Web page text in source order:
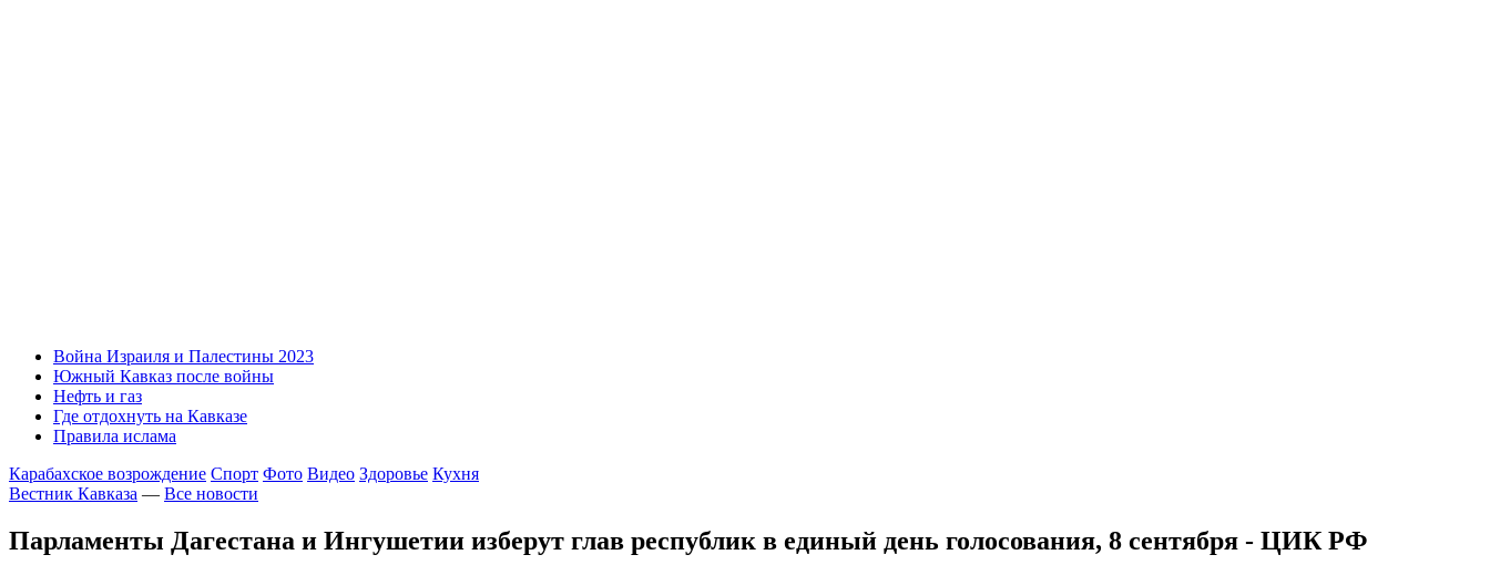
Война Израиля и Палестины 2023
Южный Кавказ после войны
Нефть и газ
Где отдохнуть на Кавказе
Правила ислама
Карабахское возрождение Спорт Фото Видео Здоровье Кухня
Вестник Кавказа — Все новости
Парламенты Дагестана и Ингушетии изберут глав республик в единый день голосования, 8 сентября - ЦИК РФ